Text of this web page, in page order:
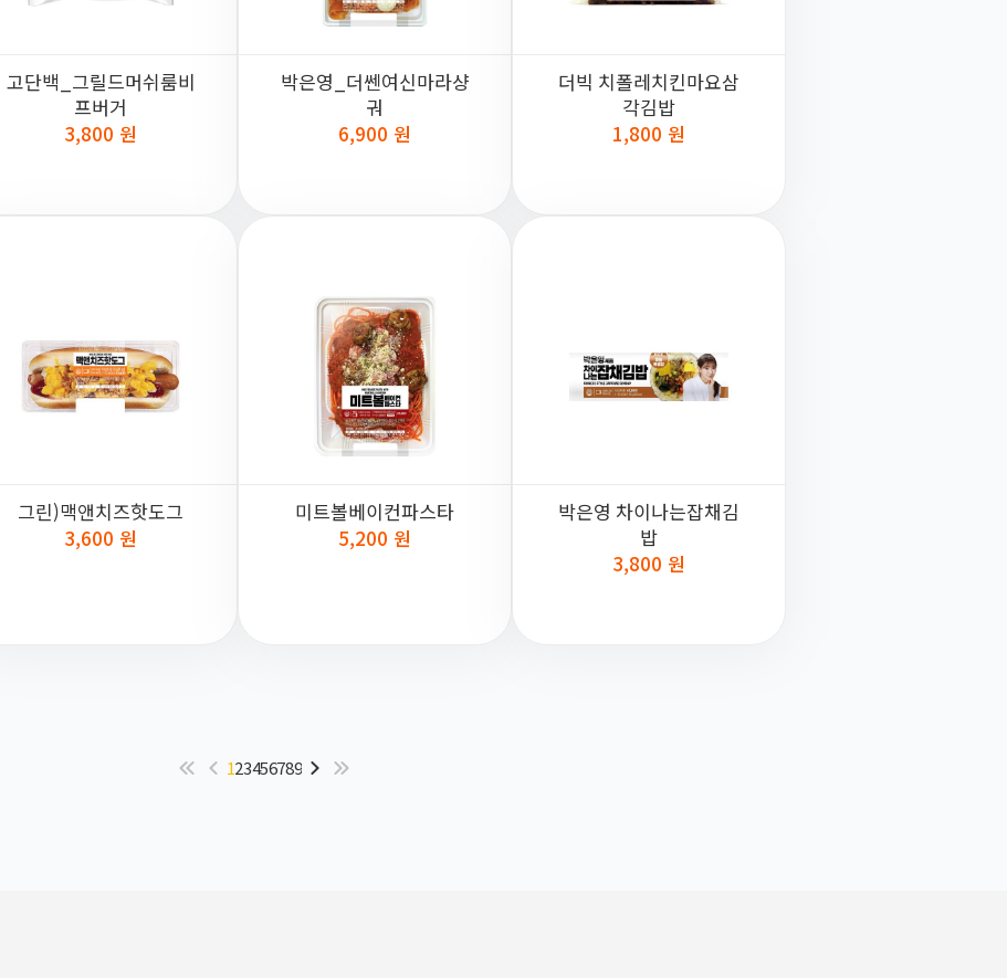
고단백_그릴드머쉬룸비
프버거
3,800 원
박은영_더쎈여신마라샹
궈
6,900 원
더빅 치폴레치킨마요삼
각김밥
1,800 원
그린)맥앤치즈핫도그
3,600 원
미트볼베이컨파스타
5,200 원
박은영 차이나는잡채김
밥
3,800 원
123456789